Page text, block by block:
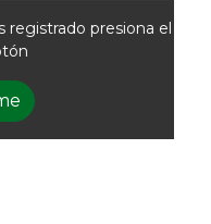
registrado presiona el